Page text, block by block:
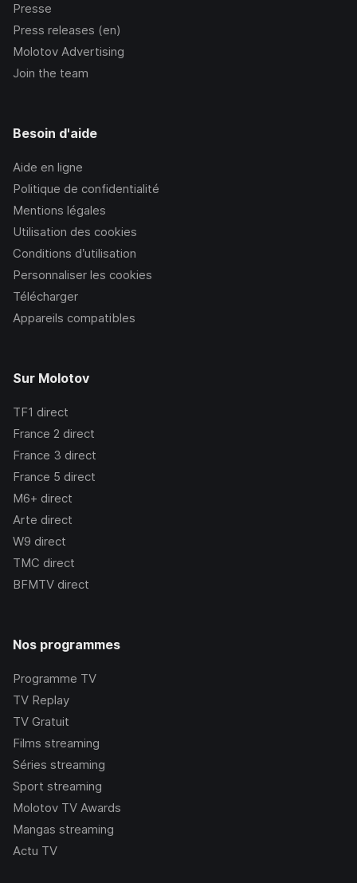
Presse
Press releases (en)
Molotov Advertising
Join the team
Besoin d'aide
Aide en ligne
Politique de confidentialité
Mentions légales
Utilisation des cookies
Conditions d’utilisation
Personnaliser les cookies
Télécharger
Appareils compatibles
Sur Molotov
TF1 direct
France 2 direct
France 3 direct
France 5 direct
M6+ direct
Arte direct
W9 direct
TMC direct
BFMTV direct
Nos programmes
Programme TV
TV Replay
TV Gratuit
Films streaming
Séries streaming
Sport streaming
Molotov TV Awards
Mangas streaming
Actu TV